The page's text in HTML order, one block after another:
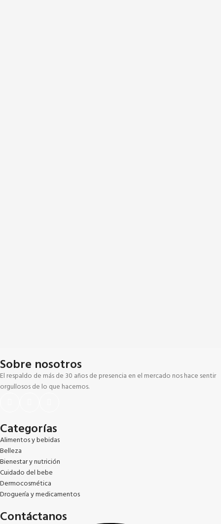
Sobre nosotros
El respaldo de más de 30 años de presencia en el mercado nos hace sentir
orgullosos de lo que hacemos.
Categorías
Alimentos y bebidas
Belleza
Bienestar y nutrición
Cuidado del bebe
Dermocosmética
Droguería y medicamentos
Contáctanos